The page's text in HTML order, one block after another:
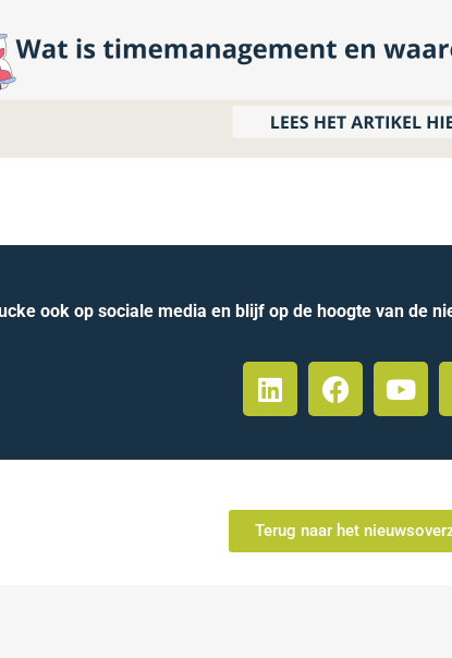
ook op sociale media en blijf op de hoogte van de
Terug naar het